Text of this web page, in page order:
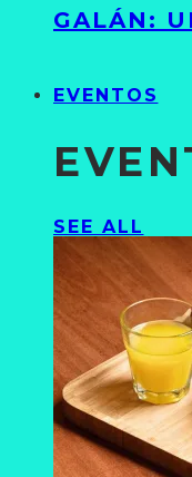
GALÁN:
EVENTOS
SEE ALL